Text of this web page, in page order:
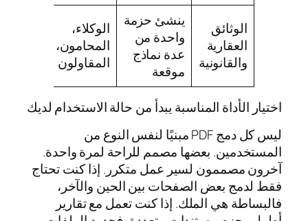
الوثائق
العقارية
والقانونية
ينشئ حزمة
واحدة من
عدة نماذج
موقعة
الوكلاء،
المحامون،
المقاولون
اختيار الأداة المناسبة يبدأ من حالة الاستخدام لديك
ليس كل دمج PDF مبنيًا لنفس النوع من
المستخدمين. بعضها مصمم للراحة لمرة واحدة.
آخرون مصممون لسير عمل متكرر. إذا كنت تحتاج
فقط لدمج بعض الصفحات بين الحين والآخر،
فالبساطة هي الملك. إذا كنت تعمل مع تقارير